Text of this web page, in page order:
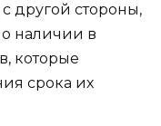
другой стороны,
о наличии в
которые
срока их